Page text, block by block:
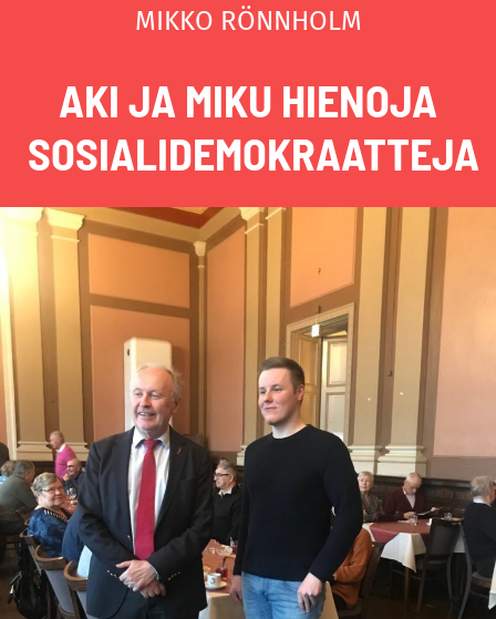
MIKKO RÖNNHOLM
AKI JA MIKU HIENOJA
SOSIALIDEMOKRAATTEJA